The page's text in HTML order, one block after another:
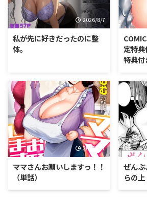
2026/8/7
私が先に好きだったのに整
体。
定特
特典付
2026/8/7
ママさんお願いしますっ！！
（単話）
ぜん
らの上